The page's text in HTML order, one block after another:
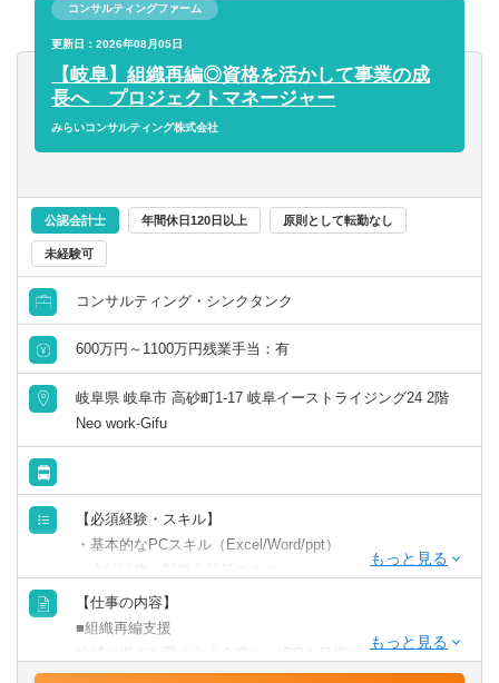
・公認会計士短答式試験合格者/実務経験3年以上（一般事
業会社経験者尚可）
・中小企業診断士/実務経験3年以上
・監査法人勤務者、会計事務所勤務者、金融機関・証券会
社勤務者の方歓迎
・（～40代）組織再編等のプロジェクトマネジャー経験者
て、公認会計士・税理士・社会保険労務士・司法書士など
の専門家チ ームを組成し、あらゆる角度から的確なアドバ
イスを行いながら、最適な組織再編プランを作成し、実行
までサポートします。
す。
【仕事の内容】地域に拠点を置く中小企業や、IPOを目指
す成長企業から上場会社まで、幅広い業種・企業規模のお
客さまを対象に、組織再編コンサルティング業務のプロジ
ェクト推進をお任せします。
【歓迎スキル・経験】税理士/公認会計士/中小企業診断士等
の資格をお持ちの方、組織再編等のPM経験者、金融機関経
験者
■ココが魅力・やりがい
・「生涯顧客（お客さま）」「チームコンサルティング」
「実行・実現支援」
・お客さまの「計画立案ではなく、成功実現」のために、
共に考え・行動し、チームでお客さまの期待を超える付加
価値を提供し続けることで、共創パートナーとなることを
コンサルティングファーム
更新日：2026年08月05日
【岐阜】組織再編◎資格を活かして事業の成
長へ プロジェクトマネージャー
みらいコンサルティング株式会社
公認会計士 年間休日120日以上 原則として転勤なし
未経験可
コンサルティング・シンクタンク
600万円～1100万円残業手当：有
岐阜県 岐阜市 高砂町1-17 岐阜イーストライジング24 2階
Neo work-Gifu
【必須経験・スキル】
・基本的なPCスキル（Excel/Word/ppt）
・事業会社での経営企画部経験のある方
・システムコンサルティング等のプロジェクトマネジャー
・M＆AやFA業務等のコンサルティング業務経験のある方
【仕事の内容】
■組織再編支援
地域に拠点を置く中小企業や、IPOを目指す成長企業から